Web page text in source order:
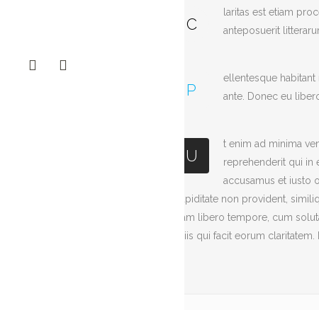
C
laritas est etiam
anteposuerit
P
ellentesque
ante. Donec eu
U
t enim ad minima
reprehenderit qui in
accusamus et iusto
cupiditate non provident,
Nam libero tempore, cum
in iis qui facit eorum